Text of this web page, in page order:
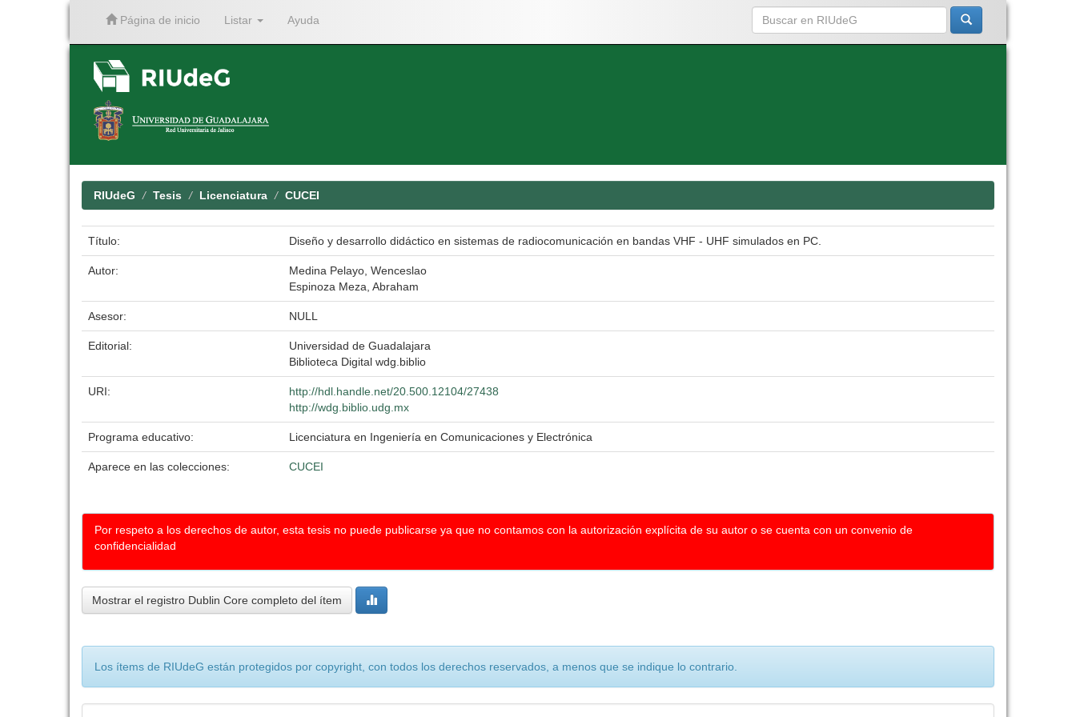
Página de inicio Listar Ayuda
RIUdeG Tesis Licenciatura CUCEI
Título: Diseño y desarrollo didáctico en sistemas de radiocomunicación en bandas VHF - UHF simulados en PC.
Autor:
Medina Pelayo, Wenceslao
Espinoza Meza, Abraham
Asesor: NULL
Editorial:
Universidad de Guadalajara
Biblioteca Digital wdg.biblio
URI:
http://hdl.handle.net/20.500.12104/27438
http://wdg.biblio.udg.mx
Programa educativo: Licenciatura en Ingeniería en Comunicaciones y Electrónica
Aparece en las colecciones: CUCEI
Por respeto a los derechos de autor, esta tesis no puede publicarse ya que no contamos con la autorización explícita de su autor o se cuenta con un convenio de
confidencialidad
Mostrar el registro Dublin Core completo del ítem
Los ítems de RIUdeG están protegidos por copyright, con todos los derechos reservados, a menos que se indique lo contrario.